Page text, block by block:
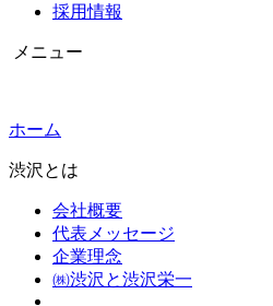
採用情報
メニュー
ホーム
渋沢とは
会社概要
代表メッセージ
企業理念
㈱渋沢と渋沢栄一